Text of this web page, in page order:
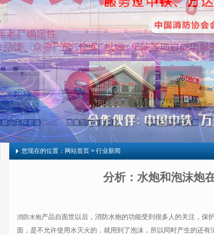
您现在的位置： 网站首页> 行业新闻
分析：水炮和泡沫炮
消防水炮产品自面世以后，消防水炮的功能受到很多人的关注，保
面，是不允许使用水灭火的，就用到了泡沫，所以同时产生的还